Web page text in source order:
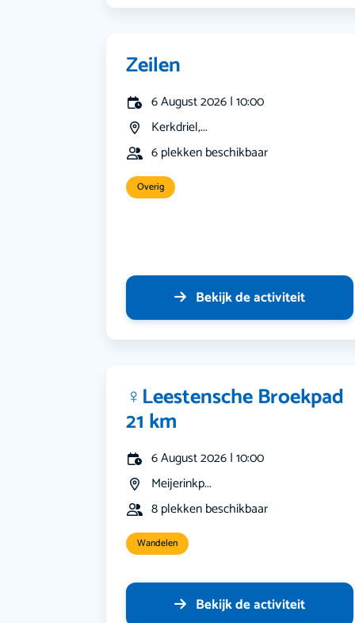
Zeilen
6 August 2026 | 10:00
Kerkdriel,...
6 plekken beschikbaar
Overig
Bekijk de activiteit
‍♀️Leestensche Broekpad
21 km
6 August 2026 | 10:00
Meijerinkp...
8 plekken beschikbaar
Wandelen
Bekijk de activiteit